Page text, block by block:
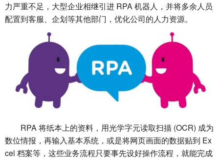
力严重不足，大型企业相继引进 RPA 机器人，并将多余人员
配置到客服、企划等其他部门，优化公司的人力资源。
RPA 将纸本上的资料，用光学字元读取扫描 (OCR) 成为
数位情报，再输入基本系统，或是将网页画面的数据贴到 Ex
cel 档案等，这些业务流程只要事先设好操作流程，就能完成